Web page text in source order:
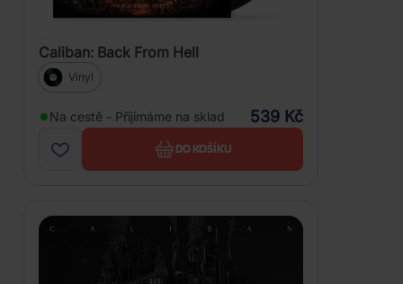
Caliban: Back From Hell
Vinyl
Na cestě - Přijímáme na sklad 539 Kč
DO KOŠÍKU